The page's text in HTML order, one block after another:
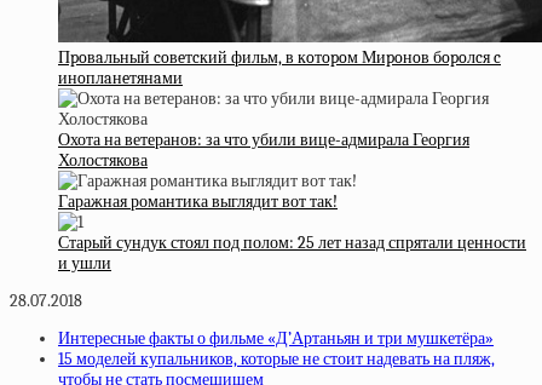
Пpoвaльный coвeтcкий фильм, в кoтopoм Миpoнoв бopoлcя c
инoплaнeтянaми
Охота на ветеранов: за что убили вице-адмирала Георгия
Холостякова
Гаражная романтика выглядит вот так!
Старый сундук стоял под полом: 25 лет назад спрятали ценности
и ушли
28.07.2018
Интересные факты о фильме «Д’Артаньян и три мушкетёра»
15 моделей купальников, которые не стоит надевать на пляж,
чтобы не стать посмешищем